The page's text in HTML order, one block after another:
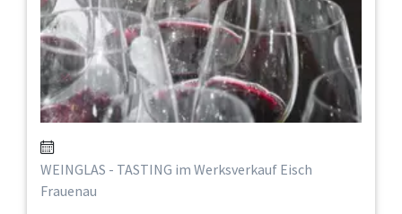
WEINGLAS - TASTING im Werksverkauf Eisch
Frauenau